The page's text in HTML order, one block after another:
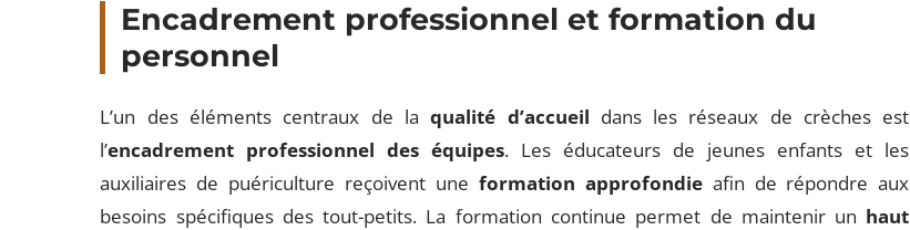
Encadrement professionnel et formation du
personnel
L’un des éléments centraux de laqualité d’accueil dans les réseaux de crèches est
l’encadrement professionnel des équipes. Les éducateurs de jeunes enfants et les
auxiliaires de puériculture reçoivent une formation approfondieafin de répondre aux
besoins spécifiques des tout-petits. La formation continue permet de maintenir un haut